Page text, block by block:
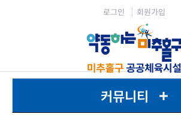
로그인 회원가입
커뮤니티